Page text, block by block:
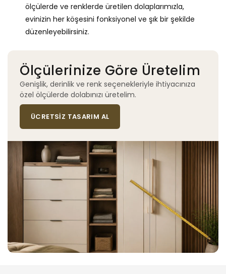
ölçülerde ve renklerde üretilen dolaplarımızla,
evinizin her köşesini fonksiyonel ve şık bir şekilde
düzenleyebilirsiniz.
Ölçülerinize Göre Üretelim
Genişlik, derinlik ve renk seçenekleriyle ihtiyacınıza
özel ölçülerde dolabınızı üretelim.
ÜCRETSIZ TASARIM AL